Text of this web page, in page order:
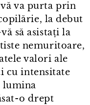
va purta prin
la debut
să asistați la
nemuritoare,
valori ale
cu intensitate
lumina
⁠o drept